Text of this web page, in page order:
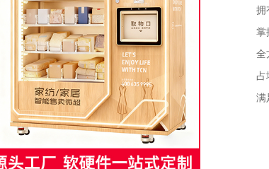
拥
掌
全
占
满